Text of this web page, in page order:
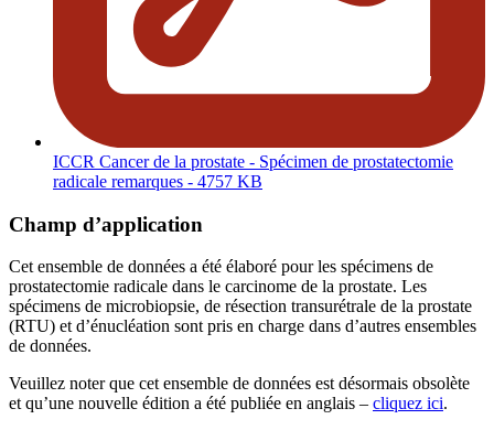
ICCR Cancer de la prostate - Spécimen de prostatectomie
radicale remarques - 4757 KB
Champ d’application
Cet ensemble de données a été élaboré pour les spécimens de
prostatectomie radicale dans le carcinome de la prostate. Les
spécimens de microbiopsie, de résection transurétrale de la prostate
(RTU) et d’énucléation sont pris en charge dans d’autres ensembles
de données.
Veuillez noter que cet ensemble de données est désormais obsolète
et qu’une nouvelle édition a été publiée en anglais – cliquez ici.